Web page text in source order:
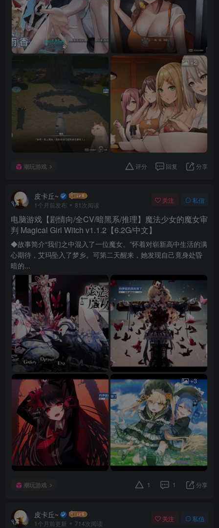
+2
潮玩游戏 评分 回复 分享
皮卡丘~
1个月前发布 81次阅读
关注 私信
电脑游戏【剧情向/全CV/暗黑系/推理】魔法少女的魔女审
判 Magical Girl Witch v1.1.2【6.2G/中文】
◆故事简介“我们之中混入了一位魔女。”怀着对崭新高中生活的满
心期待，艾玛坠入了梦乡。可第二天醒来，她发现自己竟身处昏
暗的...
+3
潮玩游戏 1 1 分享
皮卡丘~
1个月前更新 714次阅读
关注 私信